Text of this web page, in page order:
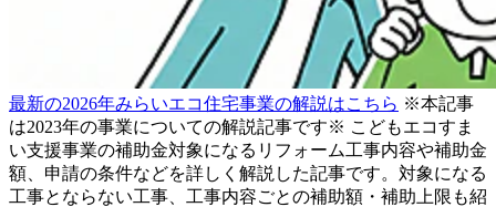
最新の2026年みらいエコ住宅事業の解説はこちら ※本記事
は2023年の事業についての解説記事です※ こどもエコすま
い支援事業の補助金対象になるリフォーム工事内容や補助金
額、申請の条件などを詳しく解説した記事です。対象になる
工事とならない工事、工事内容ごとの補助額・補助上限も紹